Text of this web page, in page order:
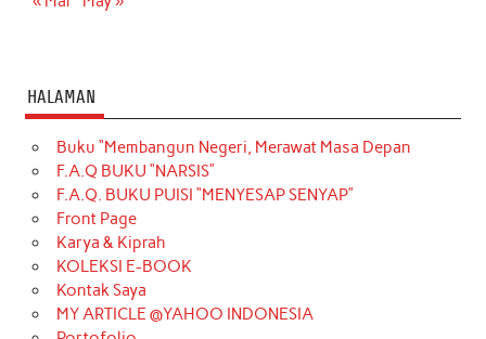
HALAMAN
Buku “Membangun Negeri, Merawat Masa Depan
F.A.Q BUKU “NARSIS”
F.A.Q. BUKU PUISI “MENYESAP SENYAP”
Front Page
Karya & Kiprah
KOLEKSI E-BOOK
Kontak Saya
MY ARTICLE @YAHOO INDONESIA